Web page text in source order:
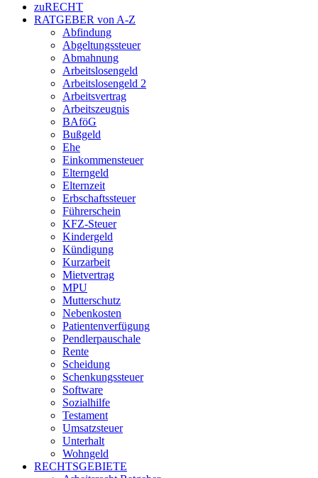
zuRECHT
RATGEBER von A-Z
Abfindung
Abgeltungssteuer
Abmahnung
Arbeitslosengeld
Arbeitslosengeld 2
Arbeitsvertrag
Arbeitszeugnis
BAföG
Bußgeld
Ehe
Einkommensteuer
Elterngeld
Elternzeit
Erbschaftssteuer
Führerschein
KFZ-Steuer
Kindergeld
Kündigung
Kurzarbeit
Mietvertrag
MPU
Mutterschutz
Nebenkosten
Patientenverfügung
Pendlerpauschale
Rente
Scheidung
Schenkungssteuer
Software
Sozialhilfe
Testament
Umsatzsteuer
Unterhalt
Wohngeld
RECHTSGEBIETE